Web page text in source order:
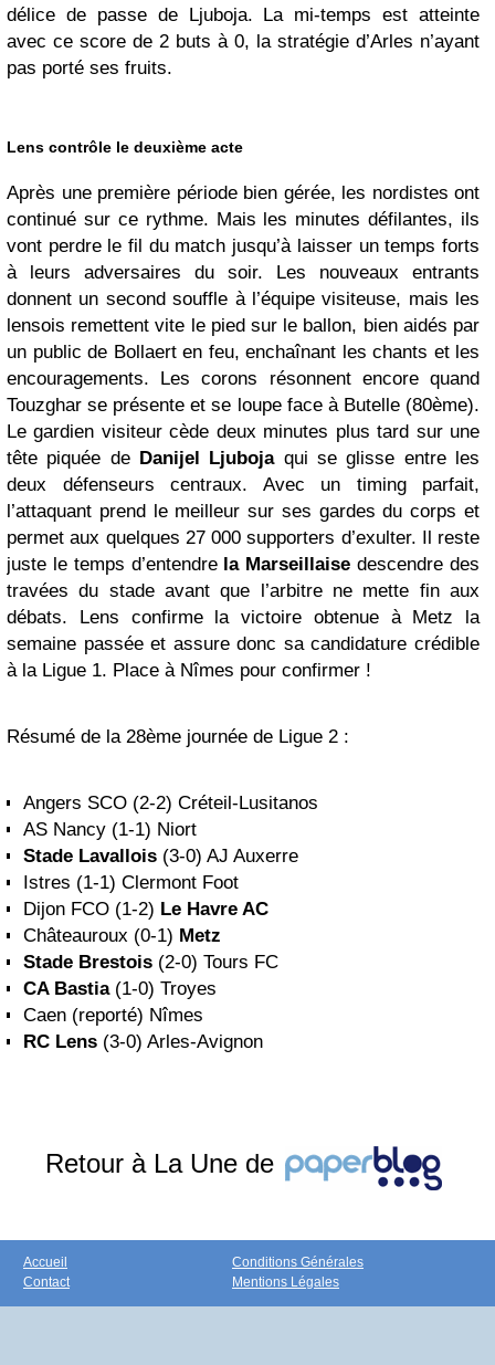
délice de passe de Ljuboja. La mi-temps est atteinte
avec ce score de 2 buts à 0, la stratégie d’Arles n’ayant
pas porté ses fruits.
Lens contrôle le deuxième acte
Après une première période bien gérée, les nordistes ont
continué sur ce rythme. Mais les minutes défilantes, ils
vont perdre le fil du match jusqu’à laisser un temps forts
à leurs adversaires du soir. Les nouveaux entrants
donnent un second souffle à l’équipe visiteuse, mais les
lensois remettent vite le pied sur le ballon, bien aidés par
un public de Bollaert en feu, enchaînant les chants et les
encouragements. Les corons résonnent encore quand
Touzghar se présente et se loupe face à Butelle (80ème).
Le gardien visiteur cède deux minutes plus tard sur une
tête piquée de Danijel Ljubojaqui se glisse entre les
deux défenseurs centraux. Avec un timing parfait,
l’attaquant prend le meilleur sur ses gardes du corps et
permet aux quelques 27 000 supporters d’exulter. Il reste
juste le temps d’entendre la Marseillaise descendre des
travées du stade avant que l’arbitre ne mette fin aux
débats. Lens confirme la victoire obtenue à Metz la
semaine passée et assure donc sa candidature crédible
à la Ligue 1. Place à Nîmes pour confirmer !
Résumé de la 28ème journée de Ligue 2 :
Angers SCO (2-2) Créteil-Lusitanos
AS Nancy (1-1) Niort
Stade Lavallois (3-0) AJ Auxerre
Istres (1-1) Clermont Foot
Dijon FCO (1-2) Le Havre AC
Châteauroux (0-1) Metz
Stade Brestois (2-0) Tours FC
CA Bastia(1-0) Troyes
Caen (reporté) Nîmes
RC Lens (3-0) Arles-Avignon
Retour à La Une de
Accueil
Contact
Conditions Générales
Mentions Légales